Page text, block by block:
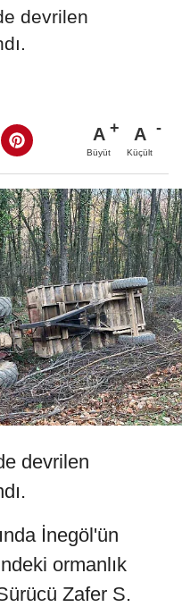
devrilen
A
Büyüt
A
Küçült
devrilen
İnegöl'ün
ormanlık
Zafer S.